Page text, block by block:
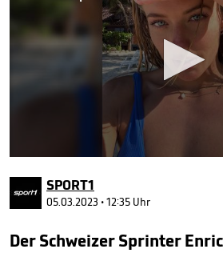
seconds
of
minute,
seconds
SPORT1
05.03.2023 • 12:35 Uhr
Der Schweizer Sprinter